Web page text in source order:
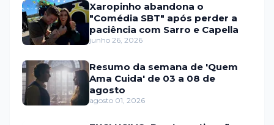
Xaropinho abandona o
"Comédia SBT" após perder a
paciência com Sarro e Capella
junho 26, 2026
Resumo da semana de 'Quem
Ama Cuida' de 03 a 08 de
agosto
agosto 01, 2026